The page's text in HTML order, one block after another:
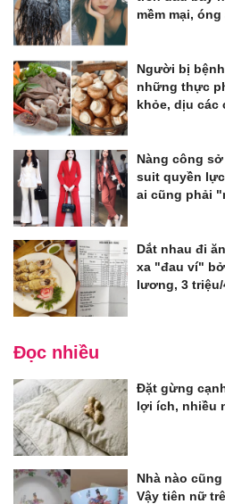
mềm mại, óng
Người bị
những thực
khỏe, dịu các
Nàng công
suit quyền
ai cũng phải
Dắt nhau đi
xa "đau ví"
lương, 3
Đọc nhiều
Đặt gừng
lợi ích, nhiều
Nhà nào
Vậy tiên nữ